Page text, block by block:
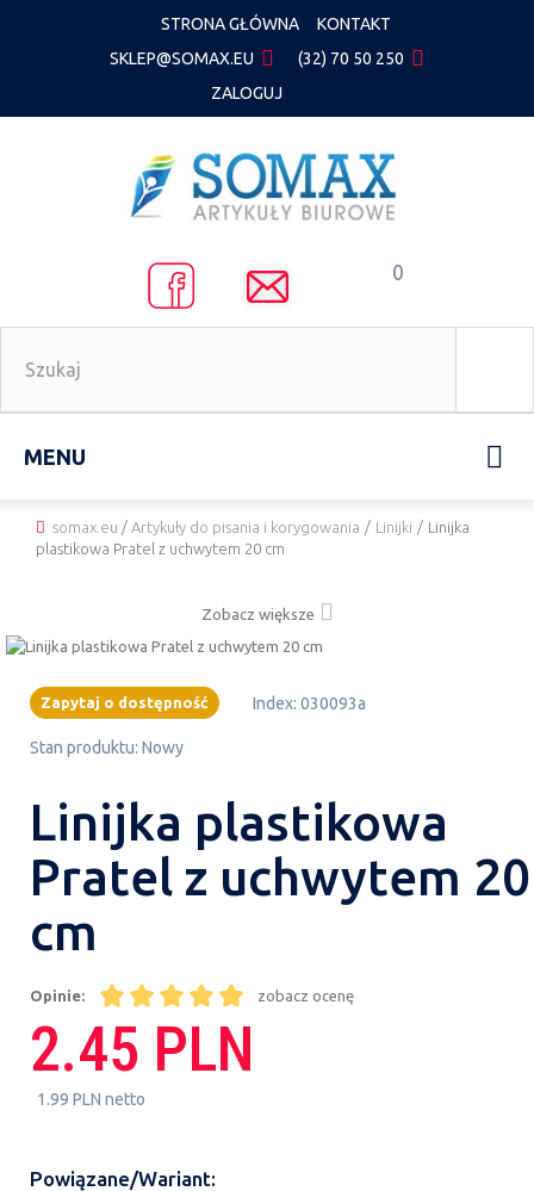
STRONA GŁÓWNA
KONTAKT
SKLEP@SOMAX.EU
(32) 70 50 250
ZALOGUJ
0
MENU
somax.eu / Artykuły do pisania i korygowania / Linijki / Linijka
plastikowa Pratel z uchwytem 20 cm
Zobacz większe
Zapytaj o dostępność Index: 030093a
Stan produktu: Nowy
Linijka plastikowa
Pratel z uchwytem 20
cm
Opinie: zobacz ocenę
2.45 PLN
1.99 PLN netto
Powiązane/Wariant: